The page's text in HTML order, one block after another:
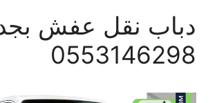
دباب نقل عفش
0553146298